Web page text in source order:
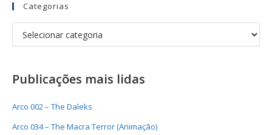
Categorias
Publicações mais lidas
Arco 002 – The Daleks
Arco 034 – The Macra Terror (Animação)